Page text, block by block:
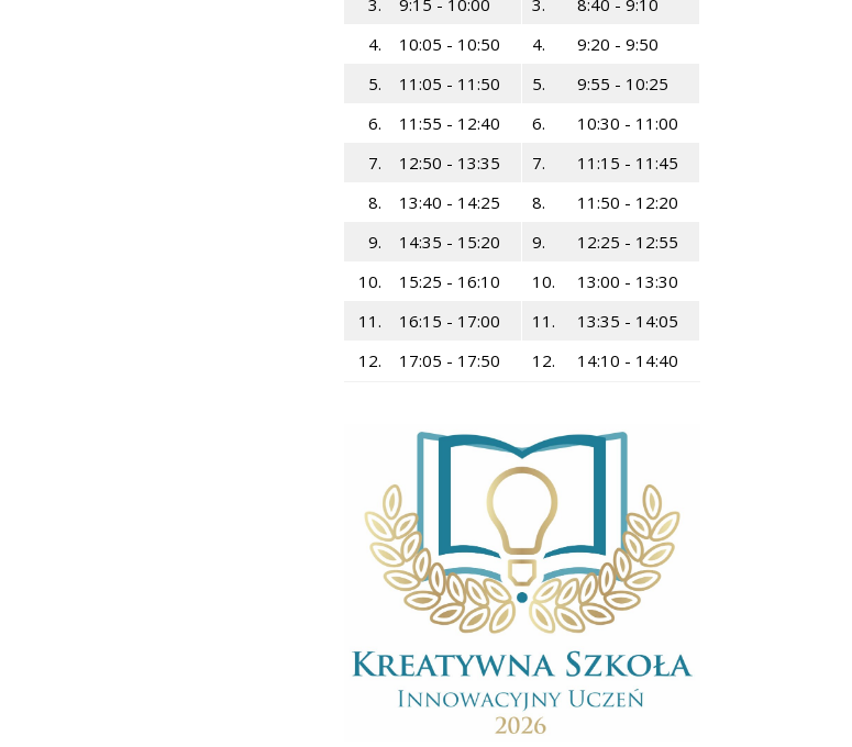
3.
9:15 - 10:00
4.
10:05 - 10:50
5.
11:05 - 11:50
6.
11:55 - 12:40
7.
12:50 - 13:35
8.
13:40 - 14:25
9.
14:35 - 15:20
10.
15:25 - 16:10
11.
16:15 - 17:00
12.
17:05 - 17:50
3.
8:40 - 9:10
4.
9:20 - 9:50
5.
9:55 - 10:25
6.
10:30 - 11:00
7.
11:15 - 11:45
8.
11:50 - 12:20
9.
12:25 - 12:55
10.
13:00 - 13:30
11.
13:35 - 14:05
12.
14:10 - 14:40